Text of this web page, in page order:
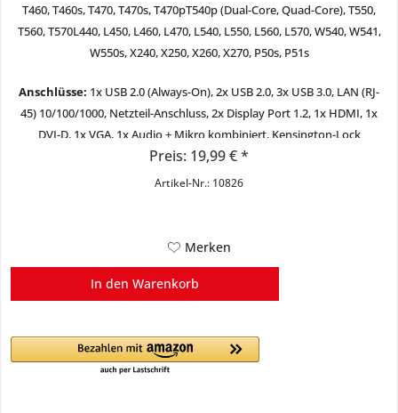
T460, T460s, T470, T470s, T470pT540p (Dual-Core, Quad-Core), T550,
T560, T570L440, L450, L460, L470, L540, L550, L560, L570, W540, W541,
W550s, X240, X250, X260, X270, P50s, P51s
Anschlüsse: 1x USB 2.0 (Always-On), 2x USB 2.0, 3x USB 3.0, LAN (RJ-
45) 10/100/1000, Netzteil-Anschluss, 2x Display Port 1.2, 1x HDMI, 1x
DVI-D, 1x VGA, 1x Audio + Mikro kombiniert, Kensington-Lock
Preis: 19,99 € *
Artikel-Nr.: 10826
Merken
In den Warenkorb